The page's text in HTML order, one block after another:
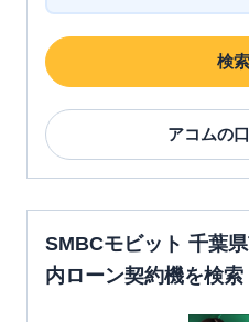
検
アコムの
SMBCモビット 千葉
内ローン契約機を検索